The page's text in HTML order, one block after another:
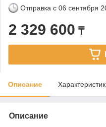
Отправка с 06 сентября
2 329 600 ₸
Описание
Описание